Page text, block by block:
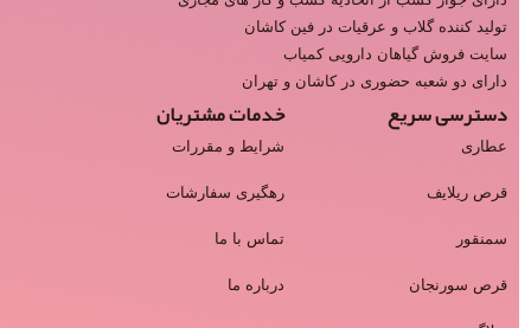
تولید کننده گلاب و عرقیات در فین کاشان
سایت فروش گیاهان دارویی کمیاب
دارای دو شعبه حضوری در کاشان و تهران
دسترسی سریع
عطاری
قرص ریلایف
سمنقور
قرص سورنجان
خدمات مشتریان
شرایط و مقررات
رهگیری سفارشات
تماس با ما
درباره ما